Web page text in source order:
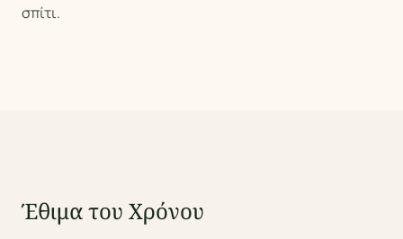
σπίτι.
Έθιμα του Χρόνου